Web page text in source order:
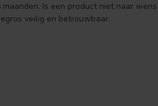
Is een product niet naar
veilig en betrouwbaar.